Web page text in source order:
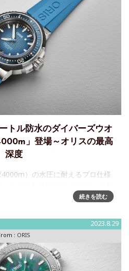
トル防水のダイバーズウオ
」登場～オリスの最高
深度
）の水圧に耐えるプロ仕様
ーターを凌ぐ精度、5日間パワーリ
キャ
続きを読む
2023.8.29
: ORIS